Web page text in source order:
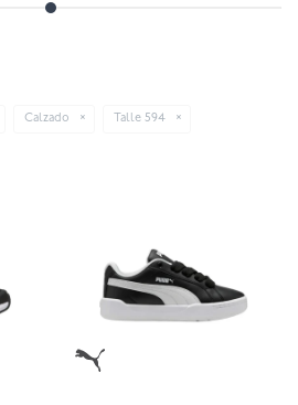
Calzado Talle 594